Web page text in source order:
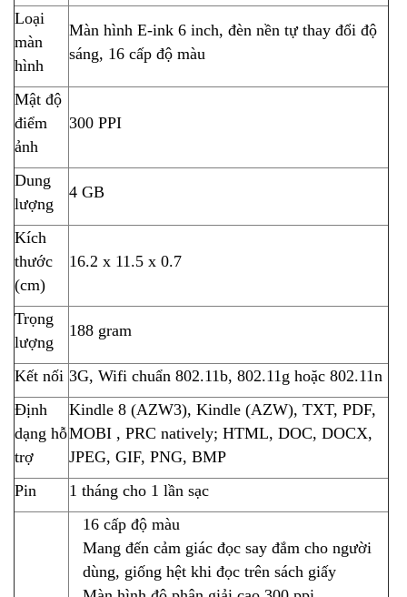
Loại
màn
hình
Màn hình E-ink 6 inch, đèn nền tự thay đổi độ
sáng, 16 cấp độ màu
Mật độ
điểm
ảnh
300 PPI
Dung
lượng
4 GB
Kích
thước
(cm)
16.2 x 11.5 x 0.7
Trọng
lượng
188 gram
Kết nối 3G, Wifi chuẩn 802.11b, 802.11g hoặc 802.11n
Định
dạng hỗ
trợ
Kindle 8 (AZW3), Kindle (AZW), TXT, PDF,
MOBI , PRC natively; HTML, DOC, DOCX,
JPEG, GIF, PNG, BMP
Pin
1 tháng cho 1 lần sạc
16 cấp độ màu
Mang đến cảm giác đọc say đắm cho người
dùng, giống hệt khi đọc trên sách giấy